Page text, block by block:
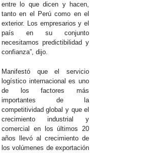
entre lo que dicen y hacen,
tanto en el Perú como en el
exterior. Los empresarios y el
país en su conjunto
necesitamos predictibilidad y
confianza”, dijo.
Manifestó que el servicio
logístico internacional es uno
de los factores más
importantes de la
competitividad global y que el
crecimiento industrial y
comercial en los últimos 20
años llevó al crecimiento de
los volúmenes de exportación